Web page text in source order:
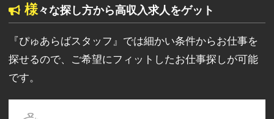
様々な探し方から高収入求人をゲット
『ぴゅあらばスタッフ』では細かい条件からお仕事を
探せるので、ご希望にフィットしたお仕事探しが可能
です。